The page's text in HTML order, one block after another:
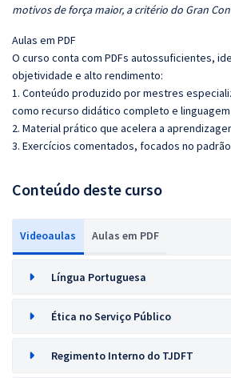
motivos de força maior, a critério do Gran
Aulas em PDF
O curso conta com PDFs autossuficientes,
objetividade e alto rendimento:
1. Conteúdo produzido por mestres
como recurso didático completo e linguagem
2. Material prático que acelera a
3. Exercícios comentados, focados no
Conteúdo deste curso
Videoaulas Aulas em PDF
Língua Portuguesa
Ética no Serviço Público
Regimento Interno do TJDFT